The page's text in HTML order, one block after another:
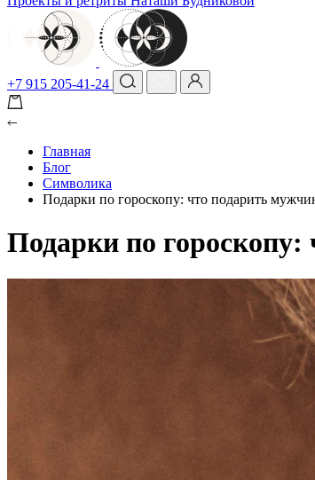
+7 915 205-41-24
Главная
Блог
Символика
Подарки по гороскопу: что подарить
Подарки по гороскопу: